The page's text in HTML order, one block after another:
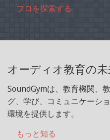
プロを探索する
オーディオ教育の
SoundGymは、教育機関、
グ、学び、コミュニケーシ
環境を提供します。
もっと知る